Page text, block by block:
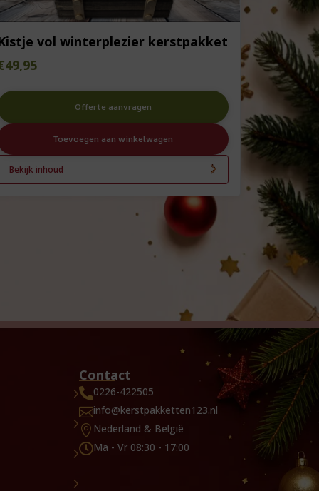
vol winterplezier kerstpakket
49,95
Offerte aanvragen
Toevoegen aan winkelwagen
Bekijk inhoud
Contact
0226-422505
info@kerstpakketten123.nl
 Nederland & België
Ma - Vr 08:30 - 17:00